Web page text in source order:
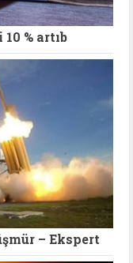
% artıb
– Ekspert